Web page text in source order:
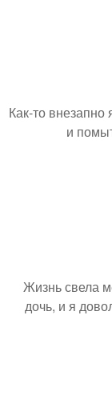
Как-то
и
Жизнь свела
дочь, и я